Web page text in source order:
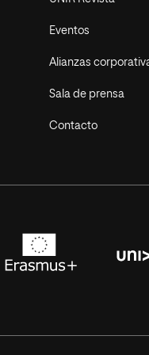
Eventos
Alianzas
Sala de prensa
Contacto